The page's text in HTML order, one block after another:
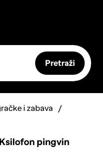
Pretraži
i zabava
pingvin